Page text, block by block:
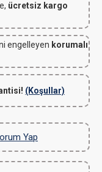
ücretsiz kargo
engelleyen korumalı
(Koşullar)
Yap